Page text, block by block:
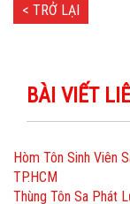
< TRỞ LẠI
BÀI VIẾT
Hòm Tôn Sinh Viên
TP.HCM
Thùng Tôn Sa Phát